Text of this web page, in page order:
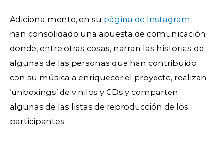
Adicionalmente, en su página de Instagram
han consolidado una apuesta de comunicación
donde, entre otras cosas, narran las historias de
algunas de las personas que han contribuido
con su música a enriquecer el proyecto, realizan
‘unboxings’ de vinilos y CDs y comparten
algunas de las listas de reproducción de los
participantes.